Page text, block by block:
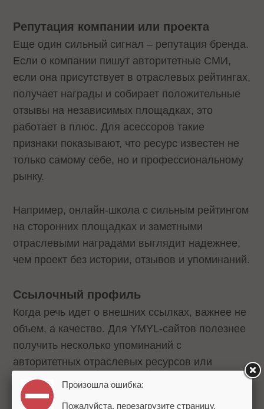
Репутация компании или проекта
Еще один сильный сигнал – репутация бренда.
Если о компании пишут авторитетные СМИ,
если она присутствует в отраслевых рейтингах,
получает награды и собирает положительные
отзывы на независимых площадках, это
работает в плюс. Для асессоров такие
признаки показывают, что ресурс известен не
только самому себе, но и профессиональному
рынку.
Например, онлайн-школа с сильным рейтингом
на сторонних площадках и заметными
отраслевыми наградами выглядит надежнее,
чем проект без истории, отзывов и упоминаний.
Ссылочный профиль
Когда речь идет о внешних ссылках, важнее не
объем, а качество. Для YMYL-сайтов полезнее
получить несколько упоминаний с
авторитетных отраслевых ресурсов или
крупных медиа, чем десятки ссылок с
сомнительных площадок. Поэтому упоминания
Произошла ошибка:
Пожалуйста, перезагрузите страницу.